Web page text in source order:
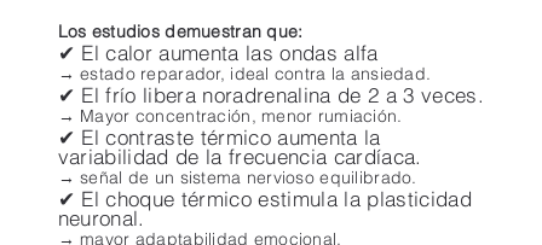
Los estudios demuestran que:
✔ El calor aumenta las ondas alfa
→ estado reparador, ideal contra la ansiedad.
✔ El frío libera noradrenalina de 2 a 3 veces.
→ Mayor concentración, menor rumiación.
✔ El contraste térmico aumenta la
variabilidad de la frecuencia cardíaca.
→ señal de un sistema nervioso equilibrado.
✔ El choque térmico estimula la plasticidad
neuronal.
→ mayor adaptabilidad emocional.